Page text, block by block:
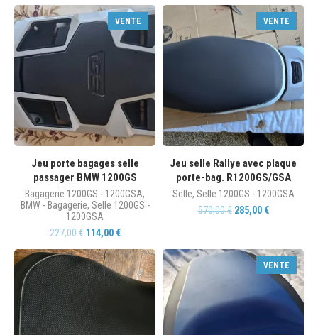
VENTE
Jeu porte bagages selle
passager BMW 1200GS
Bagagerie 1200GS - 1200GSA,
BMW - Bagagerie, Selle 1200GS -
1200GSA
227,00€ 114,00 €
VENTE
Jeu selle Rallye avec plaque
porte-bag. R1200GS/GSA
Selle, Selle 1200GS - 1200GSA
570,00€ 285,00 €
VENTE